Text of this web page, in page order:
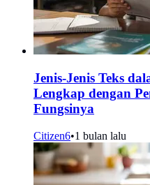
Jenis-Jenis Teks
Lengkap dengan
Fungsinya
Citizen6•1 bulan lalu